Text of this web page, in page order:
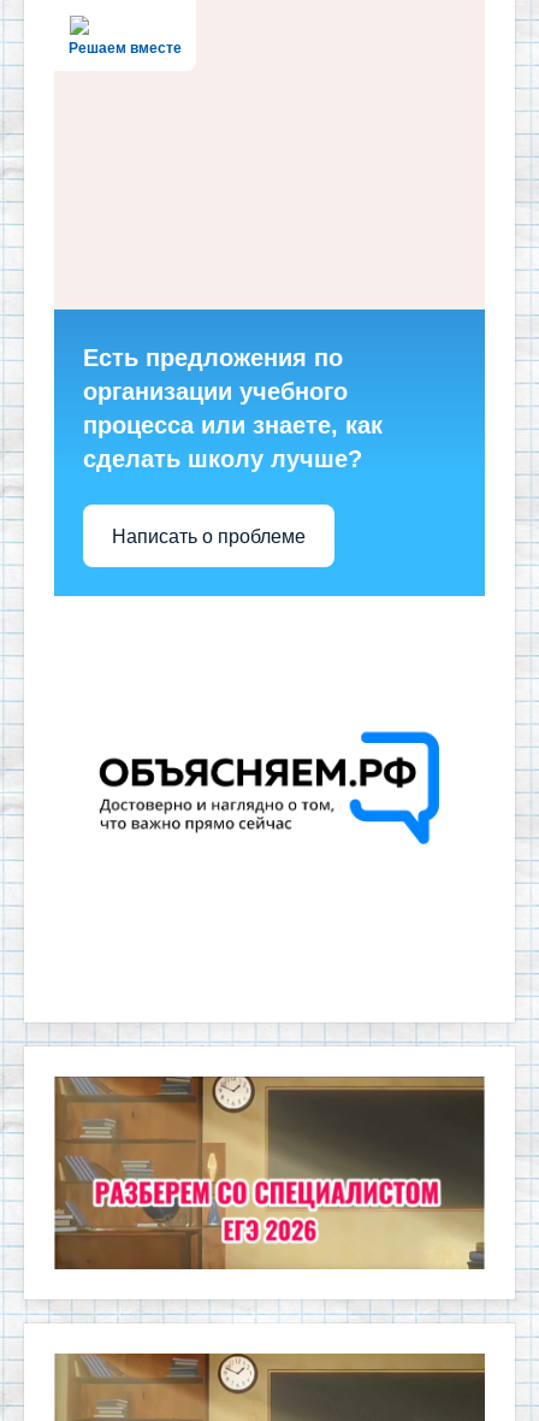
Решаем вместе
Есть предложения по
организации учебного
процесса или знаете, как
сделать школу лучше?
Написать о проблеме